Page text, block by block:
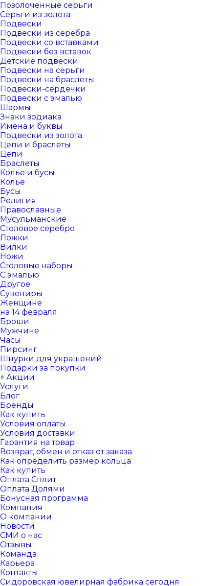
Позолоченные серьги
Серьги из золота
Подвески
Подвески из серебра
Подвески со вставками
Подвески без вставок
Детские подвески
Подвески на серьги
Подвески на браслеты
Подвески-сердечки
Подвески с эмалью
Шармы
Знаки зодиака
Имена и буквы
Подвески из золота
Цепи и браслеты
Цепи
Браслеты
Колье и бусы
Колье
Бусы
Религия
Православные
Мусульманские
Столовое серебро
Ложки
Вилки
Ножи
Столовые наборы
С эмалью
Другое
Сувениры
Женщине
на 14 февраля
Броши
Мужчине
Часы
Пирсинг
Шнурки для украшений
Подарки за покупки
Акции
Услуги
Блог
Бренды
Как купить
Условия оплаты
Условия доставки
Гарантия на товар
Возврат, обмен и отказ от заказа
Как определить размер кольца
Как купить
Оплата Сплит
Оплата Долями
Бонусная программа
Компания
О компании
Новости
СМИ о нас
Отзывы
Команда
Карьера
Контакты
Сидоровская ювелирная фабрика сегодня